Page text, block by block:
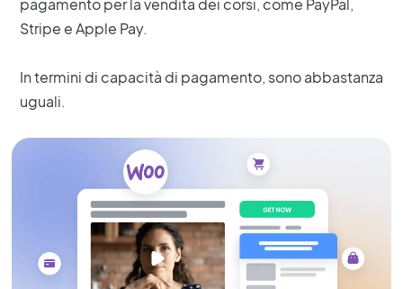
pagamento per la vendita dei corsi, come PayPal,
Stripe e Apple Pay.
In termini di capacità di pagamento, sono abbastanza
uguali.